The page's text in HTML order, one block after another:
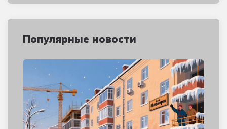
Популярные новости